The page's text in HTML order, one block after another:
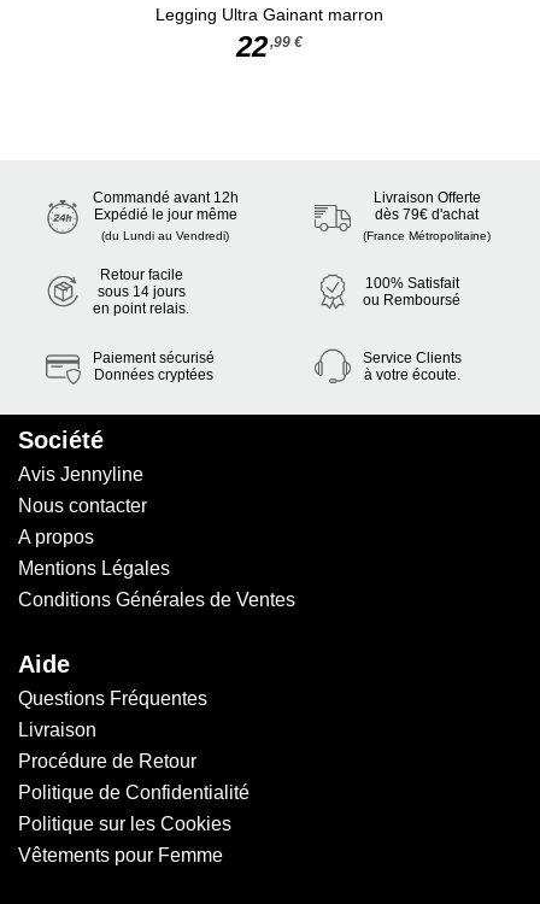
Legging Ultra Gainant marron
22,99 €
Commandé avant 12h
Expédié le jour même
(du Lundi au Vendredi)
Livraison Offerte
dès 79€ d'achat
(France Métropolitaine)
Retour facile
sous 14 jours
en point relais.
100% Satisfait
ou Remboursé
Paiement sécurisé
Données cryptées
Service Clients
à votre écoute.
Société
Avis Jennyline
Nous contacter
A propos
Mentions Légales
Conditions Générales de Ventes
Aide
Questions Fréquentes
Livraison
Procédure de Retour
Politique de Confidentialité
Politique sur les Cookies
Vêtements pour Femme